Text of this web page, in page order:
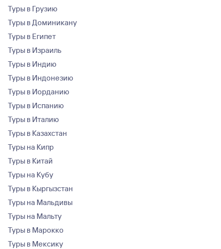
Туры в Грузию
Туры в Доминикану
Туры в Египет
Туры в Израиль
Туры в Индию
Туры в Индонезию
Туры в Иорданию
Туры в Испанию
Туры в Италию
Туры в Казахстан
Туры на Кипр
Туры в Китай
Туры на Кубу
Туры в Кыргызстан
Туры на Мальдивы
Туры на Мальту
Туры в Марокко
Туры в Мексику